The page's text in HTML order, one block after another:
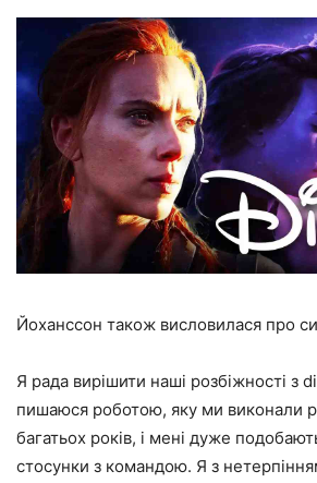
Йоханссон також висловилася про
Я рада вирішити наші розбіжності з
пишаюся роботою, яку ми виконали
багатьох років, і мені дуже
стосунки з командою. Я з